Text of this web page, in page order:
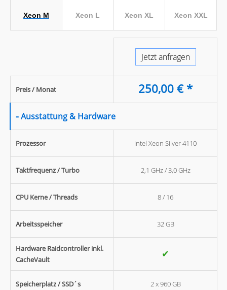
Xeon M Xeon L Xeon XL Xeon XXL
Jetzt anfragen
Preis / Monat 250,00 € *
Ausstattung & Hardware
-
Prozessor Intel Xeon Silver 4110
Taktfrequenz / Turbo 2,1 GHz / 3,0 GHz
CPU Kerne / Threads 8 / 16
Arbeitsspeicher 32 GB
Hardware Raidcontroller inkl.
CacheVault
✔
Speicherplatz / SSD´s 2 x 960 GB